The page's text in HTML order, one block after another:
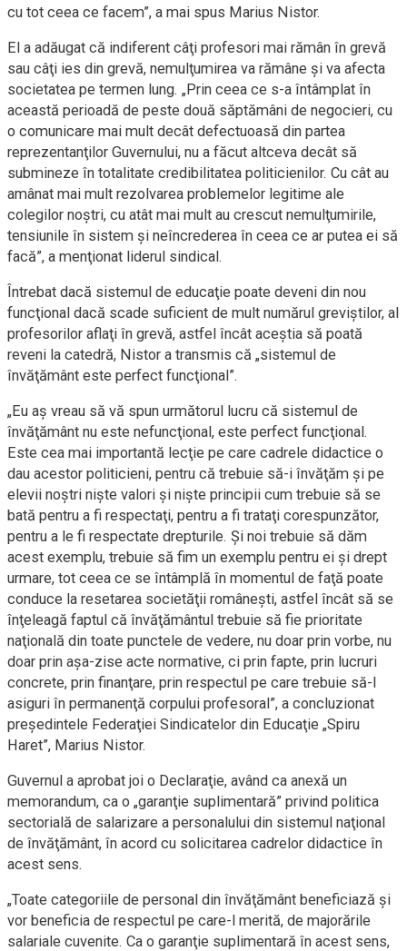
cu tot ceea ce facem”, a mai spus Marius Nistor.
El a adăugat că indiferent câţi profesori mai rămân în grevă
sau câţi ies din grevă, nemulţumirea va rămâne şi va afecta
societatea pe termen lung. „Prin ceea ce s-a întâmplat în
această perioadă de peste două săptămâni de negocieri, cu
o comunicare mai mult decât defectuoasă din partea
reprezentanţilor Guvernului, nu a făcut altceva decât să
submineze în totalitate credibilitatea politicienilor. Cu cât au
amânat mai mult rezolvarea problemelor legitime ale
colegilor noştri, cu atât mai mult au crescut nemulţumirile,
tensiunile în sistem şi neîncrederea în ceea ce ar putea ei să
facă”, a menţionat liderul sindical.
Întrebat dacă sistemul de educaţie poate deveni din nou
funcţional dacă scade suficient de mult numărul greviştilor, al
profesorilor aflaţi în grevă, astfel încât aceştia să poată
reveni la catedră, Nistor a transmis că „sistemul de
învăţământ este perfect funcţional”.
„Eu aş vreau să vă spun următorul lucru că sistemul de
învăţământ nu este nefuncţional, este perfect funcţional.
Este cea mai importantă lecţie pe care cadrele didactice o
dau acestor politicieni, pentru că trebuie să-i învăţăm şi pe
elevii noştri nişte valori şi nişte principii cum trebuie să se
bată pentru a fi respectaţi, pentru a fi trataţi corespunzător,
pentru a le fi respectate drepturile. Şi noi trebuie să dăm
acest exemplu, trebuie să fim un exemplu pentru ei şi drept
urmare, tot ceea ce se întâmplă în momentul de faţă poate
conduce la resetarea societăţii româneşti, astfel încât să se
înţeleagă faptul că învăţământul trebuie să fie prioritate
naţională din toate punctele de vedere, nu doar prin vorbe, nu
doar prin aşa-zise acte normative, ci prin fapte, prin lucruri
concrete, prin finanţare, prin respectul pe care trebuie să-l
asiguri în permanenţă corpului profesoral”, a concluzionat
preşedintele Federaţiei Sindicatelor din Educaţie „Spiru
Haret”, Marius Nistor.
Guvernul a aprobat joi o Declaraţie, având ca anexă un
memorandum, ca o „garanţie suplimentară” privind politica
sectorială de salarizare a personalului din sistemul naţional
de învăţământ, în acord cu solicitarea cadrelor didactice în
acest sens.
„Toate categoriile de personal din învăţământ beneficiază şi
vor beneficia de respectul pe care-l merită, de majorările
salariale cuvenite. Ca o garanţie suplimentară în acest sens,